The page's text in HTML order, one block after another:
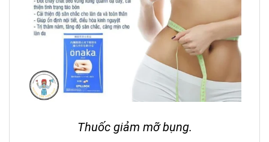
Thuốc giảm mỡ bụng.